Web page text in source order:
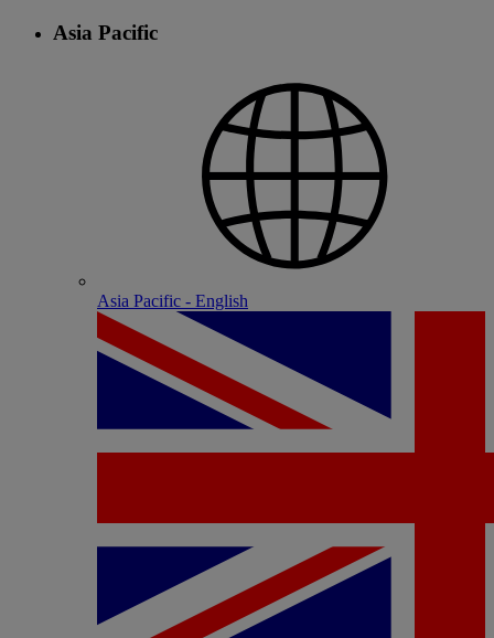
Asia Pacific
Asia Pacific - English